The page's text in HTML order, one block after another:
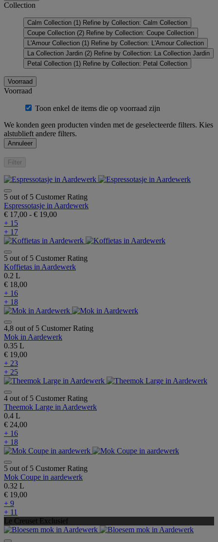
Collection
Calm Collection (1) Refine by Collection: Calm Collection
Coupe Collection (2) Refine by Collection: Coupe Collection
L'Amour Collection (1) Refine by Collection: L'Amour Collection
La Collection Jardin (2) Refine by Collection: La Collection Jardin
Petal Collection (1) Refine by Collection: Petal Collection
Voorraad
Voorraad
Toon enkel de items die op voorraad zijn
We konden geen producten vinden met de geselecteerde filters. Kies
alstublieft andere filters.
Annuleer
Filter
5 out of 5 Customer Rating
Espressotasje in Aardewerk
€ 17,00 - € 19,00
+ 15
+ 17
5 out of 5 Customer Rating
Koffietas in Aardewerk
0.2 L
€ 18,00
+ 16
+ 18
4,8 out of 5 Customer Rating
Mok in Aardewerk
0.35 L
€ 19,00
+ 23
+ 25
4 out of 5 Customer Rating
Theemok Large in Aardewerk
0.4 L
€ 24,00
+ 16
+ 18
5 out of 5 Customer Rating
Mok Coupe in aardewerk
0.32 L
€ 19,00
+ 9
+ 11
Le Creuset Exclusief